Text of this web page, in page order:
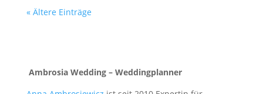
« Ältere Einträge
Ambrosia Wedding – Weddingplanner